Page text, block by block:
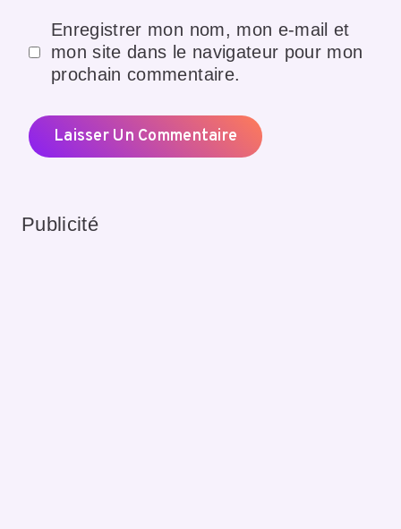
Enregistrer mon nom, mon e-mail et
mon site dans le navigateur pour mon
prochain commentaire.
Publicité